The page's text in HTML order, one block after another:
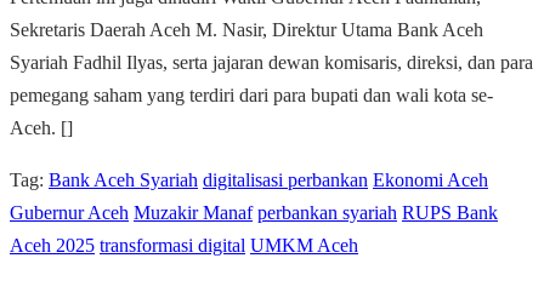
Sekretaris Daerah Aceh M. Nasir, Direktur Utama Bank Aceh
Syariah Fadhil Ilyas, serta jajaran dewan komisaris, direksi, dan para
pemegang saham yang terdiri dari para bupati dan wali kota se-
Aceh. []
Tag: Bank Aceh Syariah digitalisasi perbankan Ekonomi Aceh
Gubernur Aceh Muzakir Manaf perbankan syariah RUPS Bank
Aceh 2025 transformasi digital UMKM Aceh